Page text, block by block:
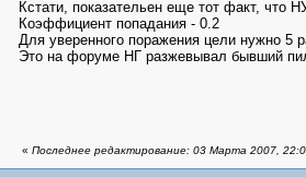
Кстати, показательен еще тот факт, что
Коэффициент попадания - 0.2
Для уверенного поражения цели нужно 5
Это на форуме НГ разжевывал бывший
« Последнее редактирование: 03 Марта 2007,